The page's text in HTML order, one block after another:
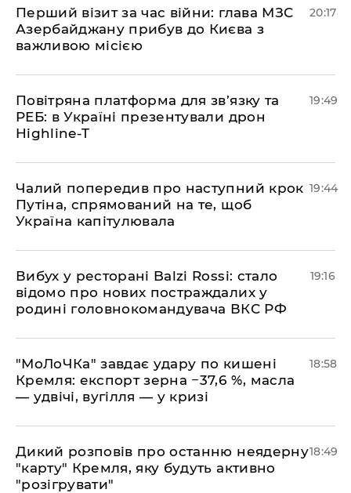
​Перший візит за час війни: глава МЗС
Азербайджану прибув до Києва з
важливою місією
20:17
​Повітряна платформа для зв’язку та
РЕБ: в Україні презентували дрон
Highline-T
19:49
​Чалий попередив про наступний крок
Путіна, спрямований на те, щоб
Україна капітулювала
19:44
​Вибух у ресторані Balzi Rossi: стало
відомо про нових постраждалих у
родині головнокомандувача ВКС РФ
19:16
​"МоЛоЧКа" завдає удару по кишені
Кремля: експорт зерна −37,6 %, масла
— удвічі, вугілля — у кризі
18:58
​Дикий розповів про останню неядерну
"карту" Кремля, яку будуть активно
"розігрувати"
18:49